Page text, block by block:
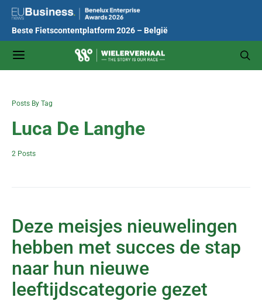
Beste Fietscontentplatform 2026 – België
Posts By Tag
Luca De Langhe
2 Posts
Deze meisjes nieuwelingen
hebben met succes de stap
naar hun nieuwe
leeftijdscategorie gezet